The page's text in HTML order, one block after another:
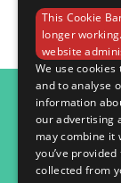
This Cookie
longer
website
We use
and to analyse
information
our advertising
may combine it
you’ve
collected from